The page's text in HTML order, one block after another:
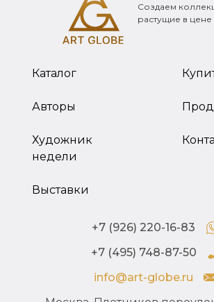
Создаем
растущие в цене
Каталог
Авторы
Художник
недели
Выставки
+7 (926) 220-16-83
+7 (495) 748-87-50
info@art-globe.ru